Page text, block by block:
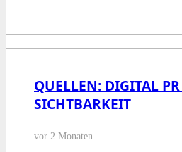
QUELLEN: DIGITAL
SICHTBARKEIT
vor 2 Monaten